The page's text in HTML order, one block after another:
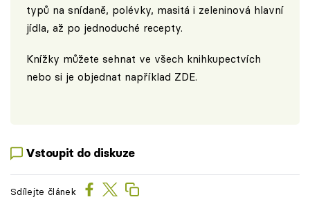
typů na snídaně, polévky, masitá i zeleninová hlavní
jídla, až po jednoduché recepty.
Knížky můžete sehnat ve všech knihkupectvích
nebo si je objednat například ZDE.
Vstoupit do diskuze
Sdílejte článek